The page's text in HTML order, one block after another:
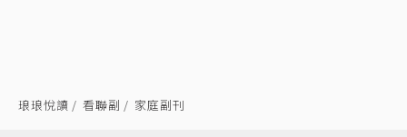
琅琅悅讀 看聯副 家庭副刊